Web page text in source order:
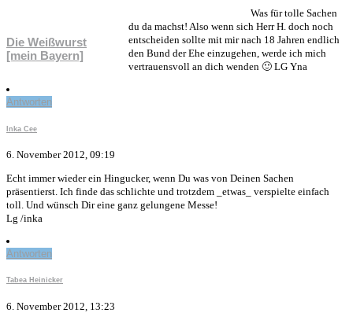
Die Weißwurst
[mein Bayern]
Was für tolle Sachen
du da machst! Also wenn sich Herr H. doch noch
entscheiden sollte mit mir nach 18 Jahren endlich
den Bund der Ehe einzugehen, werde ich mich
vertrauensvoll an dich wenden 🙂 LG Yna
Antworten
Inka Cee
6. November 2012, 09:19
Echt immer wieder ein Hingucker, wenn Du was von Deinen Sachen
präsentierst. Ich finde das schlichte und trotzdem _etwas_ verspielte einfach
toll. Und wünsch Dir eine ganz gelungene Messe!
Lg /inka
Antworten
Tabea Heinicker
6. November 2012, 13:23